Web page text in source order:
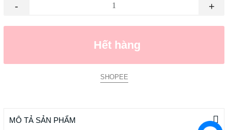
- +
Hết hàng
SHOPEE
MÔ TẢ SẢN PHẨM